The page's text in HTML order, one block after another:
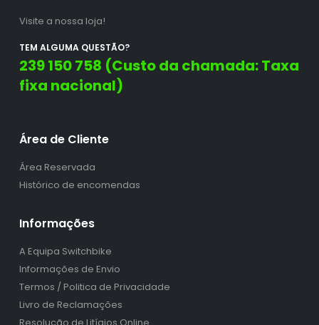
Visite a nossa loja!
TEM ALGUMA QUESTÃO?
239 150 758 (Custo da chamada: Taxa
fixa nacional)
Área de Cliente
Área Reservada
Histórico de encomendas
Informações
A Equipa Switchbike
Informações de Envio
Termos / Politica de Privacidade
Livro de Reclamações